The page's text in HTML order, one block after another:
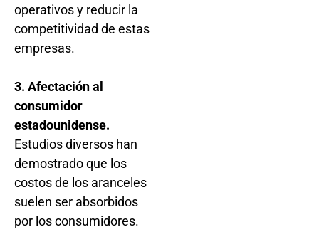
operativos y reducir la
competitividad de estas
empresas.
3. Afectación al
consumidor
estadounidense.
Estudios diversos han
demostrado que los
costos de los aranceles
suelen ser absorbidos
por los consumidores.